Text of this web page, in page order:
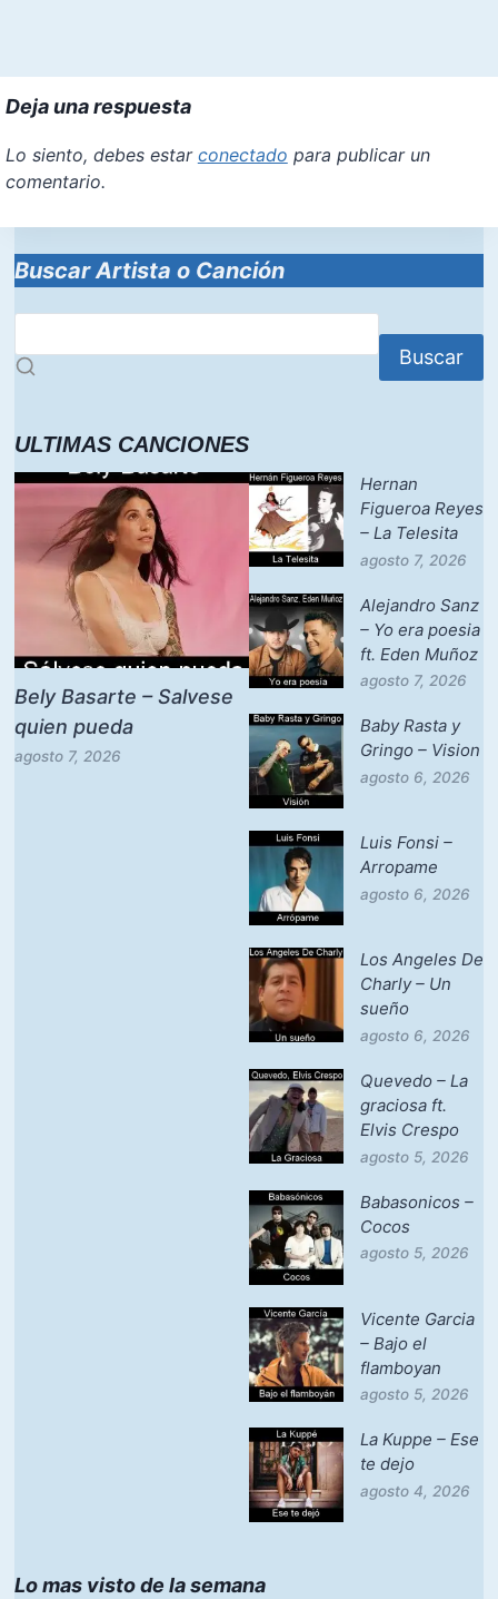
Deja una respuesta
Lo siento, debes estar conectado para publicar un
comentario.
Buscar Artista o Canción
Buscar
ULTIMAS CANCIONES
Bely Basarte – Salvese
quien pueda
agosto 7, 2026
Hernan
Figueroa Reyes
– La Telesita
agosto 7, 2026
Alejandro Sanz
– Yo era poesia
ft. Eden Muñoz
agosto 7, 2026
Baby Rasta y
Gringo – Vision
agosto 6, 2026
Luis Fonsi –
Arropame
agosto 6, 2026
Los Angeles De
Charly – Un
sueño
agosto 6, 2026
Quevedo – La
graciosa ft.
Elvis Crespo
agosto 5, 2026
Babasonicos –
Cocos
agosto 5, 2026
Vicente Garcia
– Bajo el
flamboyan
agosto 5, 2026
La Kuppe – Ese
te dejo
agosto 4, 2026
Lo mas visto de la semana